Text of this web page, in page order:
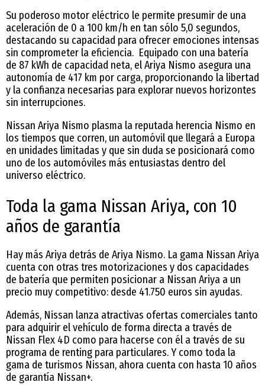
Su poderoso motor eléctrico le permite presumir de una
aceleración de 0 a 100 km/h en tan sólo 5,0 segundos,
destacando su capacidad para ofrecer emociones intensas
sin comprometer la eficiencia. Equipado con una batería
de 87 kWh de capacidad neta, el Ariya Nismo asegura una
autonomía de 417 km por carga, proporcionando la libertad
y la confianza necesarias para explorar nuevos horizontes
sin interrupciones.
Nissan Ariya Nismo plasma la reputada herencia Nismo en
los tiempos que corren, un automóvil que llegará a Europa
en unidades limitadas y que sin duda se posicionará como
uno de los automóviles más entusiastas dentro del
universo eléctrico.
Toda la gama Nissan Ariya, con 10
años de garantía
Hay más Ariya detrás de Ariya Nismo. La gama Nissan Ariya
cuenta con otras tres motorizaciones y dos capacidades
de batería que permiten posicionar a Nissan Ariya a un
precio muy competitivo: desde 41.750 euros sin ayudas.
Además, Nissan lanza atractivas ofertas comerciales tanto
para adquirir el vehículo de forma directa a través de
Nissan Flex 4D como para hacerse con él a través de su
programa de renting para particulares. Y como toda la
gama de turismos Nissan, ahora cuenta con hasta 10 años
de garantía Nissan+.